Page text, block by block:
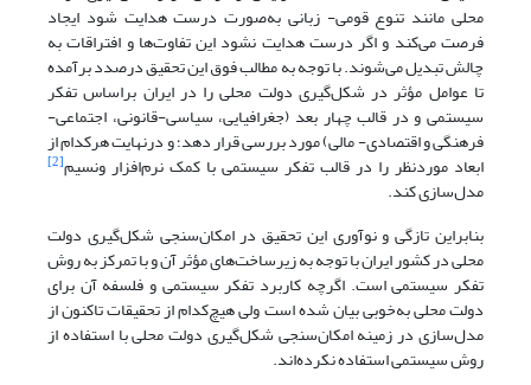
محلی مانند تنوع قومی- زبانی به‌صورت درست هدایت شود ایجاد
فرصت می‌کند و اگر درست هدایت نشود این تفاوت‌ها و افتراقات به
چالش تبدیل می‌شوند. با توجه به مطالب فوق این تحقیق درصدد برآمده
تا عوامل مؤثر در شکل‌گیری دولت محلی را در ایران براساس تفکر
سیستمی و در قالب چهار بعد (جغرافیایی، سیاسی-قانونی، اجتماعی-‌‌
فرهنگی و اقتصادی- مالی) مورد بررسی قرار دهد؛ و درنهایت هرکدام از
ابعاد موردنظر را در قالب تفکر سیستمی با کمک نرم‌افزار ونسیم[2]
مدل‌سازی کند.
بنابراین تازگی و نوآوری این تحقیق در امکان‌سنجی شکل‌گیری دولت
محلی در کشور ایران با توجه به زیرساخت‌های مؤثر آن و با تمرکز به روش
تفکر سیستمی است. اگرچه کاربرد تفکر سیستمی و فلسفه آن برای
دولت محلی به‌خوبی بیان‌ شده است ولی هیچ‌کدام از تحقیقات تاکنون از
مدل‌سازی در زمینه امکان‌سنجی شکل‌گیری دولت محلی با استفاده از
روش سیستمی استفاده نکرده‌اند.